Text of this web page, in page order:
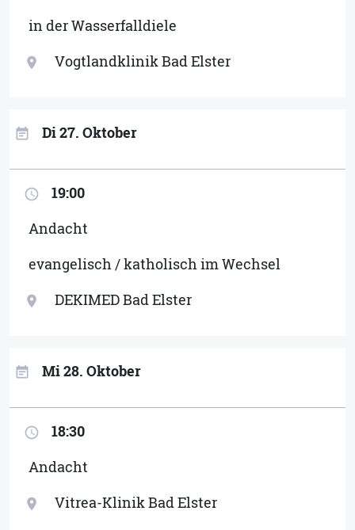
in der Wasserfalldiele
location_on Vogtlandklinik Bad Elster
event_note Di 27. Oktober
access_time
19:00
Andacht
evangelisch / katholisch im Wechsel
location_on DEKIMED Bad Elster
event_note Mi 28. Oktober
access_time
18:30
Andacht
location_on Vitrea-Klinik Bad Elster